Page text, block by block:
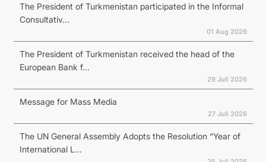
The President of Turkmenistan participated in the Informal
Consultativ...
01 Aug 2026
The President of Turkmenistan received the head of the
European Bank f...
29 Juli 2026
Message for Mass Media
27 Juli 2026
The UN General Assembly Adopts the Resolution “Year of
International L...